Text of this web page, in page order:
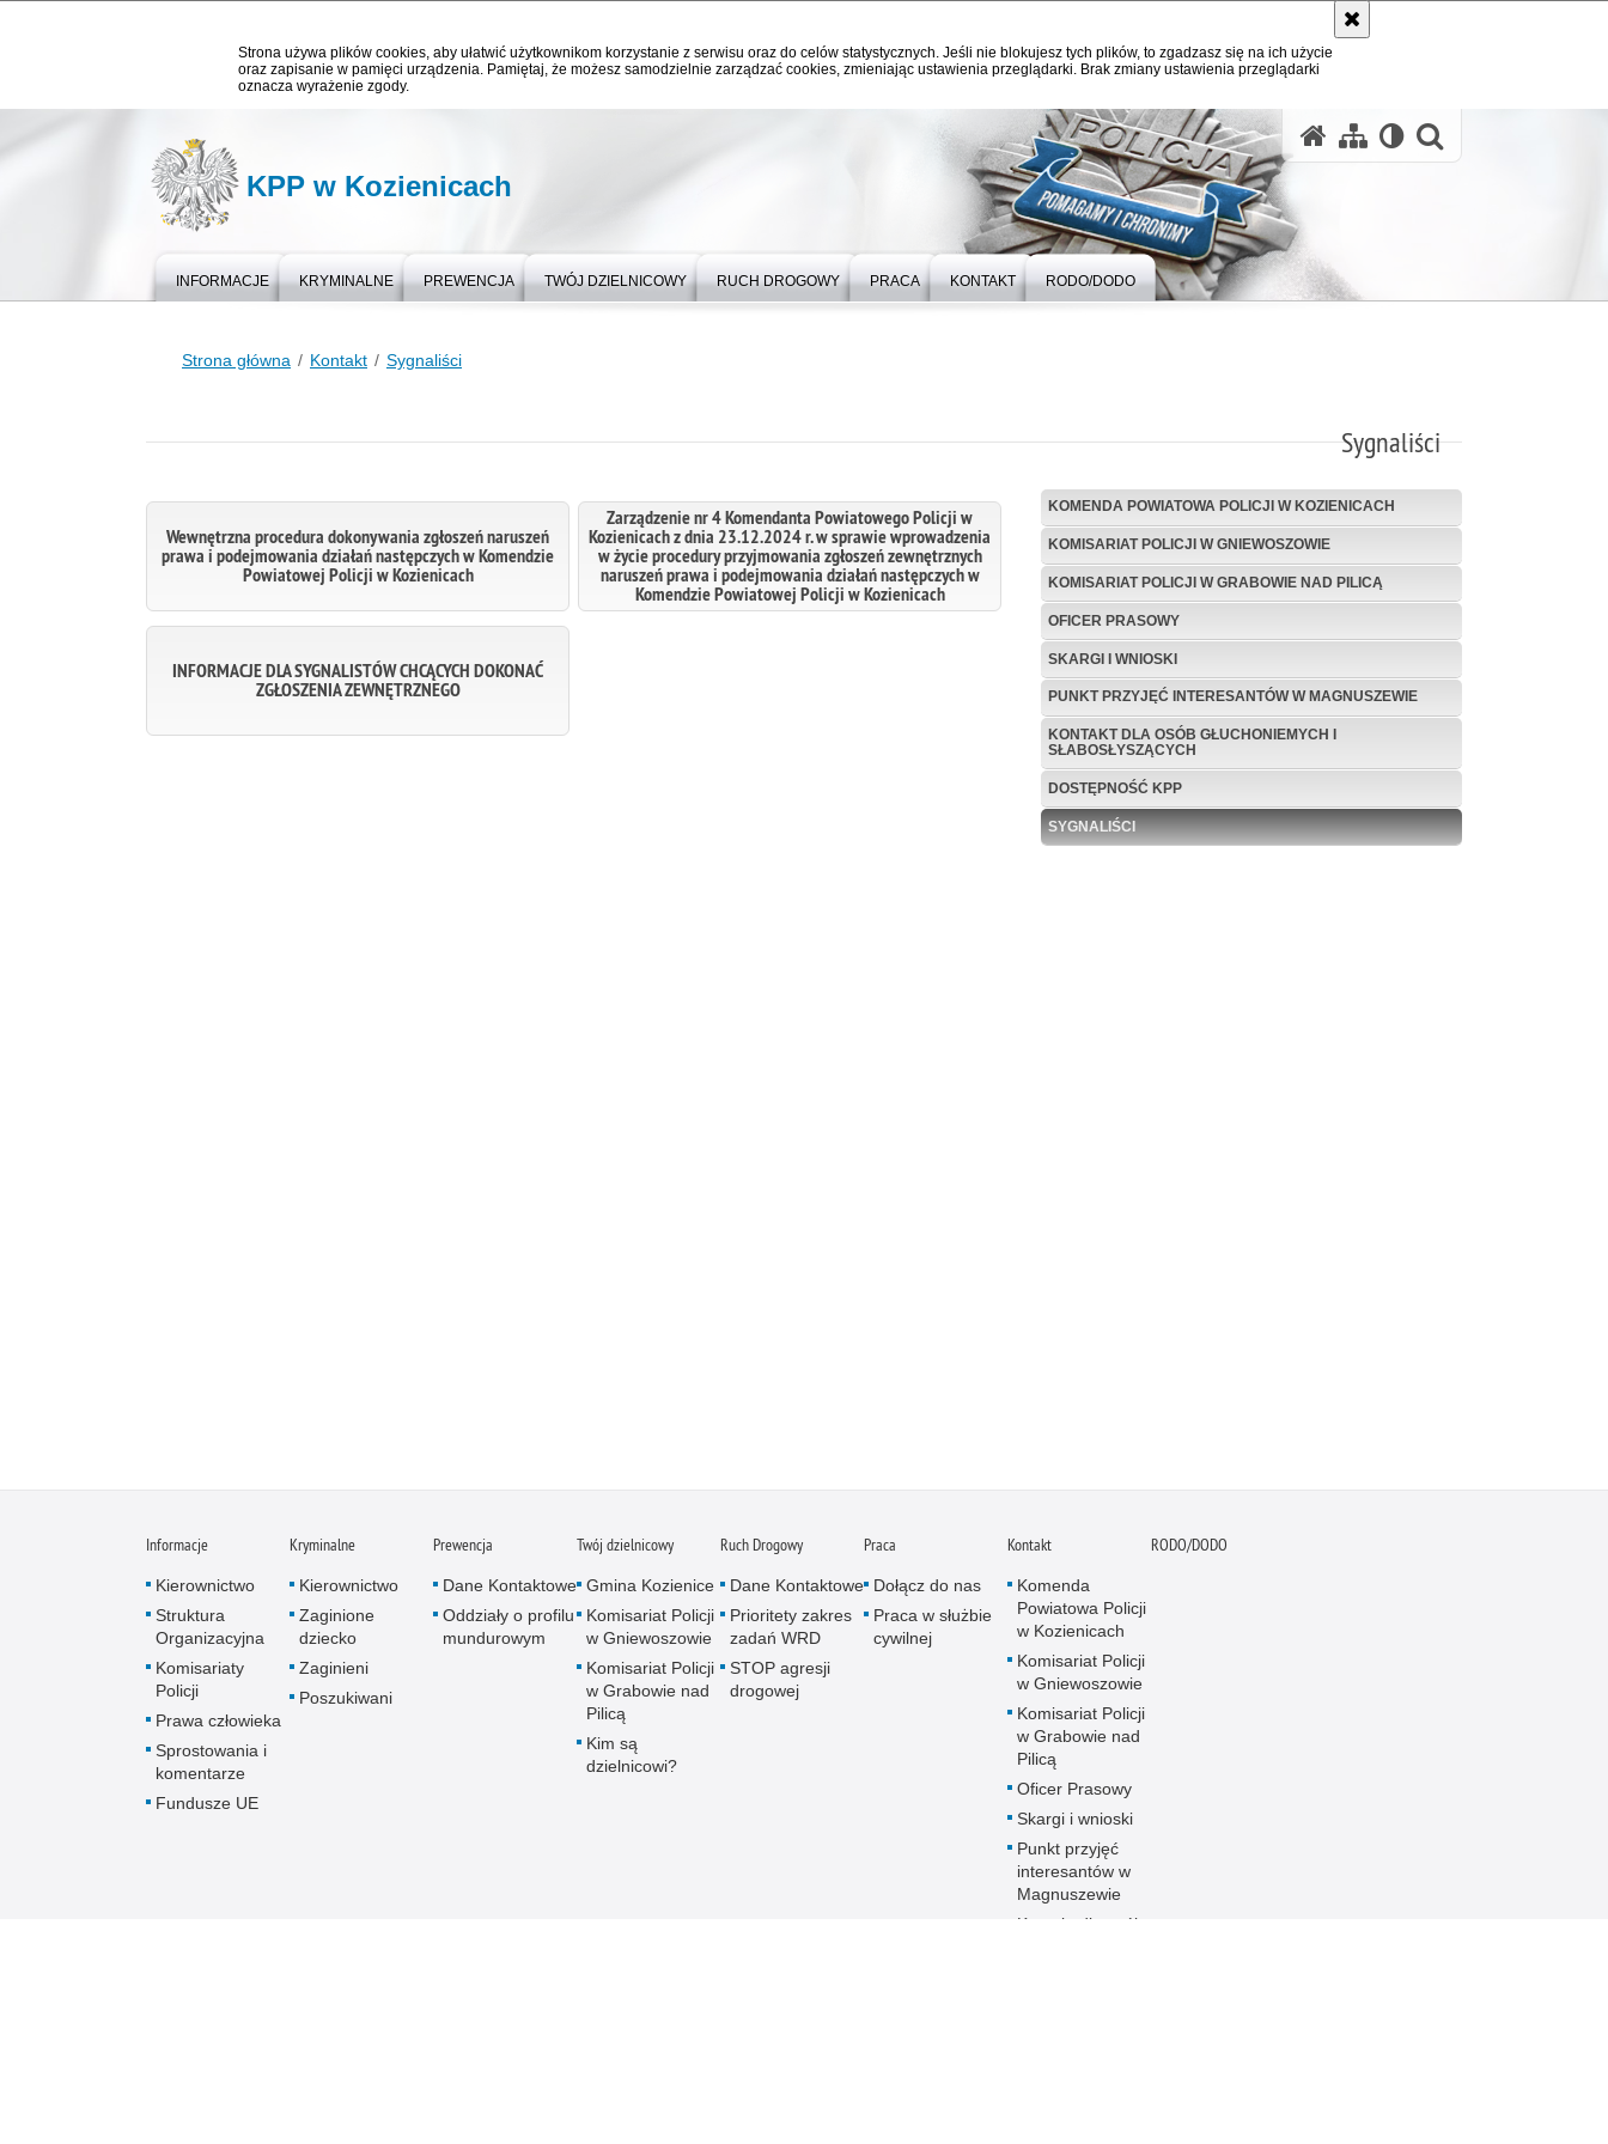
Strona używa plików cookies, aby ułatwić użytkownikom korzystanie z serwisu oraz do celów statystycznych. Jeśli nie blokujesz tych plików, to zgadzasz się na ich użycie
oraz zapisanie w pamięci urządzenia. Pamiętaj, że możesz samodzielnie zarządzać cookies, zmieniając ustawienia przeglądarki. Brak zmiany ustawienia przeglądarki
oznacza wyrażenie zgody.
KPP w Kozienicach
INFORMACJE KRYMINALNE PREWENCJA TWÓJ DZIELNICOWY RUCH DROGOWY PRACA KONTAKT RODO/DODO
Strona główna Kontakt Sygnaliści
Sygnaliści
KOMENDA POWIATOWA POLICJI W KOZIENICACH
KOMISARIAT POLICJI W GNIEWOSZOWIE
KOMISARIAT POLICJI W GRABOWIE NAD PILICĄ
OFICER PRASOWY
SKARGI I WNIOSKI
PUNKT PRZYJĘĆ INTERESANTÓW W MAGNUSZEWIE
KONTAKT DLA OSÓB GŁUCHONIEMYCH I
SŁABOSŁYSZĄCYCH
DOSTĘPNOŚĆ KPP
SYGNALIŚCI
Wewnętrzna procedura dokonywania zgłoszeń naruszeń
prawa i podejmowania działań następczych w Komendzie
Powiatowej Policji w Kozienicach
Zarządzenie nr 4 Komendanta Powiatowego Policji w
Kozienicach z dnia 23.12.2024 r. w sprawie wprowadzenia
w życie procedury przyjmowania zgłoszeń zewnętrznych
naruszeń prawa i podejmowania działań następczych w
Komendzie Powiatowej Policji w Kozienicach
INFORMACJE DLA SYGNALISTÓW CHCĄCYCH DOKONAĆ
ZGŁOSZENIA ZEWNĘTRZNEGO
Informacje
Kierownictwo
Struktura
Organizacyjna
Komisariaty
Policji
Prawa człowieka
Sprostowania i
komentarze
Fundusze UE
Kryminalne
Kierownictwo
Zaginione
dziecko
Zaginieni
Poszukiwani
Prewencja
Dane Kontaktowe
Oddziały o profilu
mundurowym
Twój dzielnicowy
Gmina Kozienice
Komisariat Policji
w Gniewoszowie
Komisariat Policji
w Grabowie nad
Pilicą
Kim są
dzielnicowi?
Ruch Drogowy
Dane Kontaktowe
Prioritety zakres
zadań WRD
STOP agresji
drogowej
Praca
Dołącz do nas
Praca w służbie
cywilnej
Kontakt
Komenda
Powiatowa Policji
w Kozienicach
Komisariat Policji
w Gniewoszowie
Komisariat Policji
w Grabowie nad
Pilicą
Oficer Prasowy
Skargi i wnioski
Punkt przyjęć
interesantów w
Magnuszewie
Kontakt dla osób
RODO/DODO